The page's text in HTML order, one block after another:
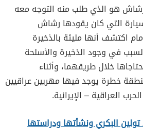
هو الذي طلب منه التوجه معه
التي كان يقودها رشاش
اكتشف أنها مليئة بالذخيرة
في وجود الذخيرة والأسلحة
خلال طريقهما، وأثناء
خطرة يوجد فيها مهربين عراقيين
العراقية – الإيرانية.
تولين البكري ونشأتها ودراستها